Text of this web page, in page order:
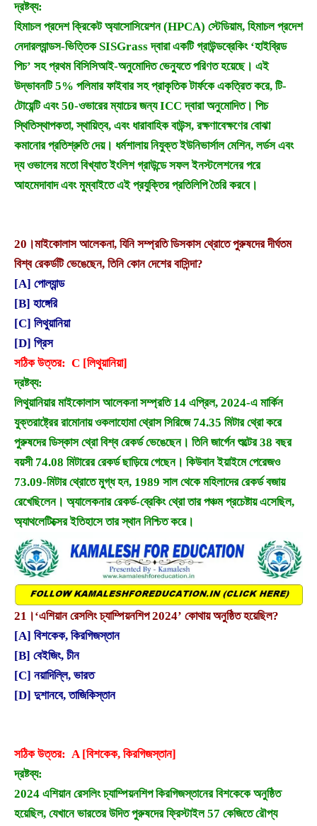
দ্রষ্টব্য:
হিমাচল প্রদেশ ক্রিকেট অ্যাসোসিয়েশন (HPCA) স্টেডিয়াম, হিমাচল প্রদেশ
নেদারল্যান্ডস-ভিত্তিক SISGrass দ্বারা একটি গ্রাউন্ডব্রেকিং ‘হাইব্রিড
পিচ’ সহ প্রথম বিসিসিআই-অনুমোদিত ভেন্যুতে পরিণত হয়েছে। এই
উদ্ভাবনটি 5% পলিমার ফাইবার সহ প্রাকৃতিক টার্ফকে একত্রিত করে, টি-
টোয়েন্টি এবং 50-ওভারের ম্যাচের জন্য ICC দ্বারা অনুমোদিত। পিচ
স্থিতিস্থাপকতা, স্থায়িত্ব, এবং ধারাবাহিক বাউন্স, রক্ষণাবেক্ষণের বোঝা
কমানোর প্রতিশ্রুতি দেয়। ধর্মশালায় নিযুক্ত ইউনিভার্সাল মেশিন, লর্ডস এবং
দ্য ওভালের মতো বিখ্যাত ইংলিশ গ্রাউন্ডে সফল ইনস্টলেশনের পরে
আহমেদাবাদ এবং মুম্বাইতে এই প্রযুক্তির প্রতিলিপি তৈরি করবে।
20।মাইকোলাস আলেকনা, যিনি সম্প্রতি ডিসকাস থ্রোতে পুরুষদের দীর্ঘতম
বিশ্ব রেকর্ডটি ভেঙেছেন, তিনি কোন দেশের বাসিন্দা?
[A] পোল্যান্ড
[B] হাঙ্গেরি
[C] লিথুয়ানিয়া
[D] গ্রিস
সঠিক উত্তর: C [লিথুয়ানিয়া]
দ্রষ্টব্য:
লিথুয়ানিয়ার মাইকোলাস আলেকনা সম্প্রতি 14 এপ্রিল, 2024-এ মার্কিন
যুক্তরাষ্ট্রের রামোনায় ওকলাহোমা থ্রোস সিরিজে 74.35 মিটার থ্রো করে
পুরুষদের ডিস্কাস থ্রো বিশ্ব রেকর্ড ভেঙেছেন। তিনি জার্গেন শুল্টের 38 বছর
বয়সী 74.08 মিটারের রেকর্ড ছাড়িয়ে গেছেন। কিউবান ইয়াইমে পেরেজও
73.09-মিটার থ্রোতে মুগ্ধ হন, 1989 সাল থেকে মহিলাদের রেকর্ড বজায়
রেখেছিলেন। অ্যালেকনার রেকর্ড-ব্রেকিং থ্রো তার পঞ্চম প্রচেষ্টায় এসেছিল,
অ্যাথলেটিক্সের ইতিহাসে তার স্থান নিশ্চিত করে।
21।‘এশিয়ান রেসলিং চ্যাম্পিয়নশিপ 2024’ কোথায় অনুষ্ঠিত হয়েছিল?
[A] বিশকেক, কিরগিজস্তান
[B] বেইজিং, চীন
[C] নয়াদিল্লি, ভারত
[D] দুশানবে, তাজিকিস্তান
সঠিক উত্তর: A [বিশকেক, কিরগিজস্তান]
দ্রষ্টব্য:
2024 এশিয়ান রেসলিং চ্যাম্পিয়নশিপ কিরগিজস্তানের বিশকেকে অনুষ্ঠিত
হয়েছিল, যেখানে ভারতের উদিত পুরুষদের ফ্রিস্টাইল 57 কেজিতে রৌপ্য